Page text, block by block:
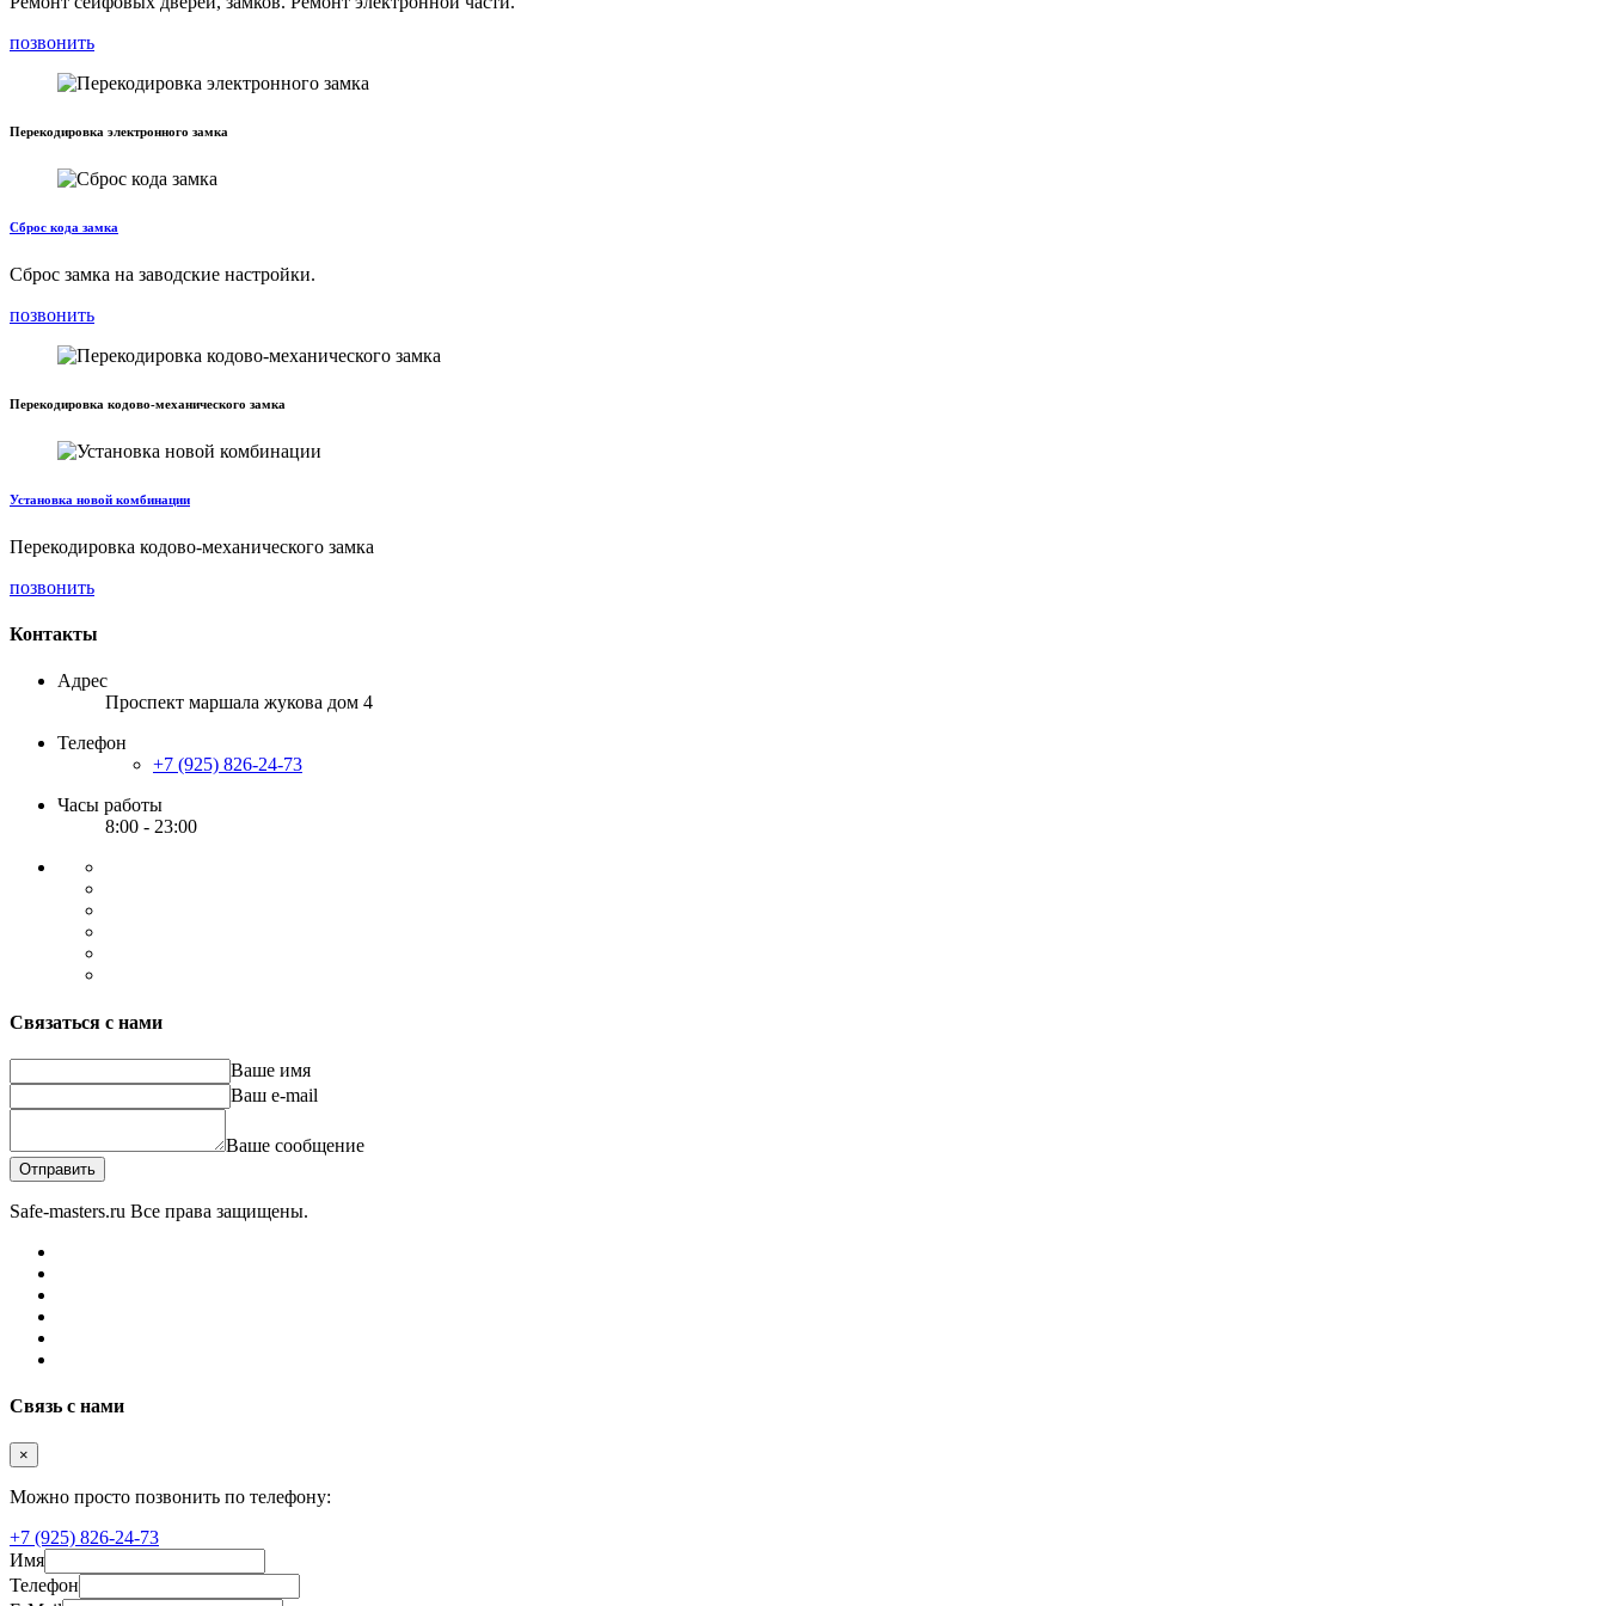
позвонить
Перекодировка электронного замка
Сброс кода замка
Сброс замка на заводские настройки.
позвонить
Перекодировка кодово-механического замка
Установка новой комбинации
Перекодировка кодово-механического замка
позвонить
Контакты
Адрес
Проспект маршала жукова дом 4
Телефон
+7 (925) 826-24-73
Часы работы
8:00 - 23:00
Связаться с нами
Ваше имя
Ваш e-mail
Ваше сообщение
Отправить
Safe-masters.ru Все права защищены.
Связь с нами
×
Можно просто позвонить по телефону:
+7 (925) 826-24-73
Имя
Телефон